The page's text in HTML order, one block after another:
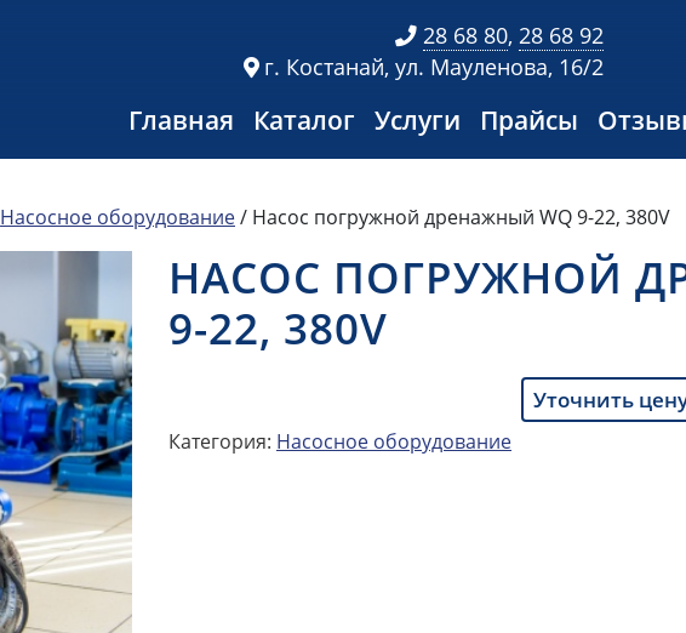
28 68 80, 28 68 92
г. Костанай, ул. Мауленова, 16/2
Главная Каталог Услуги Прайсы
Насосное оборудование/ Насос погружной дренажный WQ 9-22, 380V
НАСОС ПОГРУЖНОЙ
9-22, 380V
Уточнить
Категория: Насосное оборудование